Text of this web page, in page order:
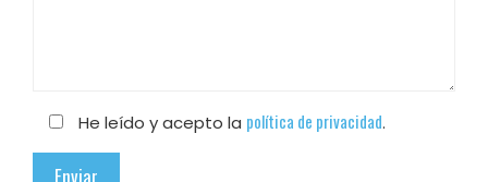
He leído y acepto la política de privacidad.